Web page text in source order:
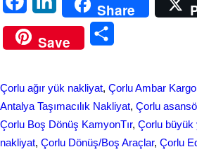
a
c
o
o
i
n
d
I
Share
Save
r
e
Çorlu ağır yük nakliyat, Çorlu Ambar Kargo
Antalya Taşımacılık Nakliyat, Çorlu
Çorlu Boş Dönüş KamyonTır, Çorlu büyük
nakliyat, Çorlu Dönüş/Boş Araçlar, Çorlu